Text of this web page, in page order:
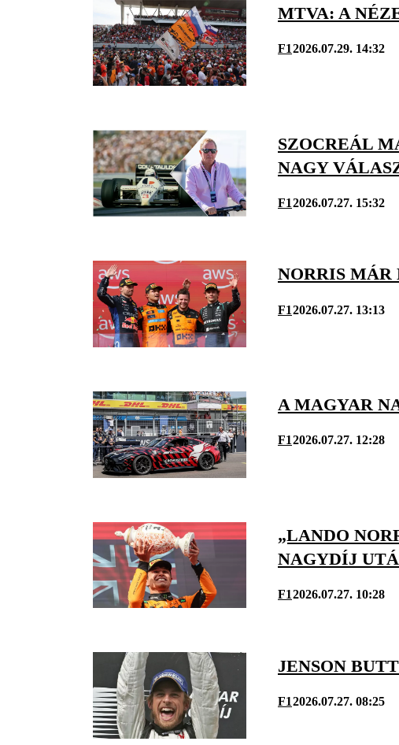
MTVA: A
F12026.07.29. 14:32
SZOCREÁL
NAGY
F12026.07.27. 15:32
NORRIS
F12026.07.27. 13:13
A MAGYAR
F12026.07.27. 12:28
„LANDO
NAGYDÍJ
F12026.07.27. 10:28
JENSON
F12026.07.27. 08:25